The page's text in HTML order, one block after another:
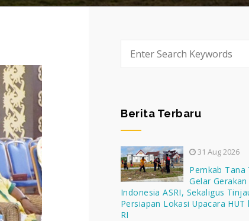
Berita Terbaru
31 Aug 2026
Pemkab Tana
Gelar Gerakan
Indonesia ASRI, Sekaligus
Persiapan Lokasi Upacara HUT
RI